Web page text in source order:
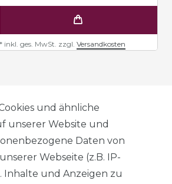
* inkl. ges. MwSt. zzgl. Versandkosten
AGB
und ähnliche
unserer Website und
Daten von
Webseite (z.B. IP-
Inhalte und Anzeigen zu